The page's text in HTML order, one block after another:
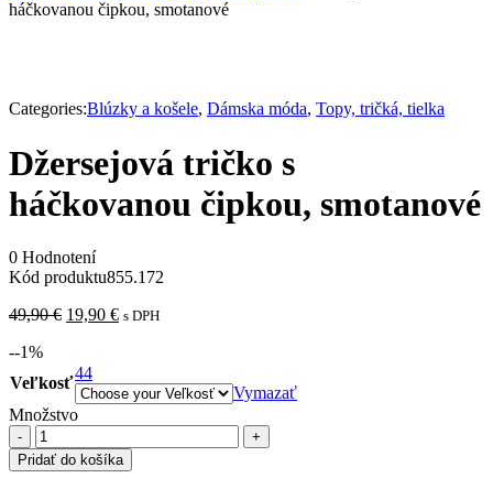
háčkovanou čipkou, smotanové
Categories:Blúzky a košele, Dámska móda, Topy, tričká, tielka
Džersejová tričko s
háčkovanou čipkou, smotanové
0 Hodnotení
Kód produktu855.172
49,90€ 19,90 € s DPH
--1%
Veľkosť
44
Vymazať
Množstvo
Pridať do košíka